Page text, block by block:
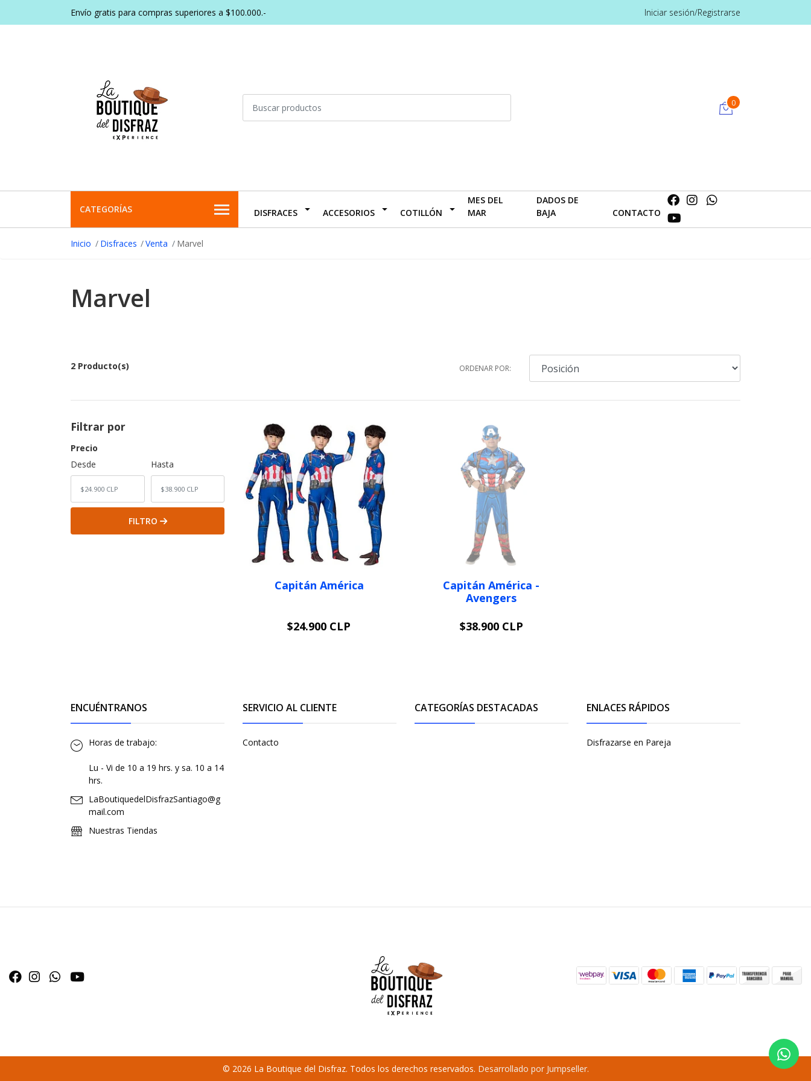
Envío gratis para compras superiores a $100.000.- Iniciar sesión/Registrarse
0
CATEGORÍAS DISFRACES ACCESORIOS COTILLÓN
MES DEL
MAR
DADOS DE
BAJA
CONTACTO
Inicio Disfraces Venta Marvel
Marvel
2 Producto(s) ORDENAR POR:
Filtrar por
Precio
Desde
Hasta
FILTRO
Capitán América
VER OPCIONES
$24.900 CLP
Capitán América -
Avengers
AGOTADO
$38.900 CLP
ENCUÉNTRANOS
Horas de trabajo:
Lu - Vi de 10 a 19 hrs. y sa. 10 a 14
hrs.
LaBoutiquedelDisfrazSantiago@g
mail.com
Nuestras Tiendas
SERVICIO AL CLIENTE
Contacto
CATEGORÍAS DESTACADAS ENLACES RÁPIDOS
Disfrazarse en Pareja
© 2026 La Boutique del Disfraz. Todos los derechos reservados. Desarrollado por Jumpseller.